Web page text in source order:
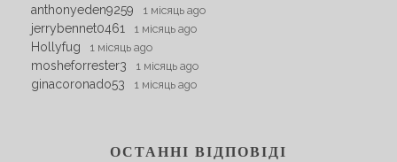
anthonyeden9259 1 місяць ago
jerrybennet0461 1 місяць ago
Hollyfug 1 місяць ago
mosheforrester3 1 місяць ago
ginacoronado53 1 місяць ago
ОСТАННІ ВІДПОВІДІ